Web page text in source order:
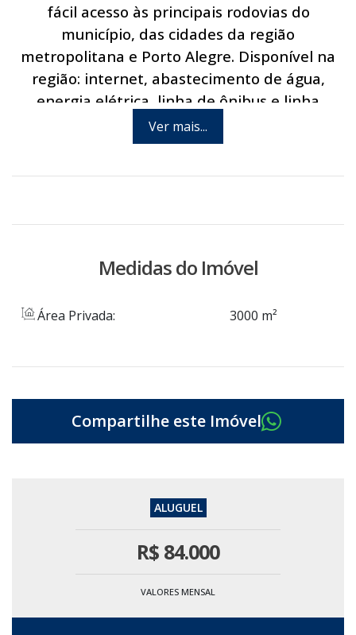
fácil acesso às principais rodovias do
município, das cidades da região
metropolitana e Porto Alegre. Disponível na
região: internet, abastecimento de água,
energia elétrica, linha de ônibus e linha
telefônica. Via pública asfaltada. Agende hoje
mesmo uma visita com um de nossos
Ver mais...
Medidas do Imóvel
Área Privada: 3000 m²
R$ 84.000
VALORES MENSAL